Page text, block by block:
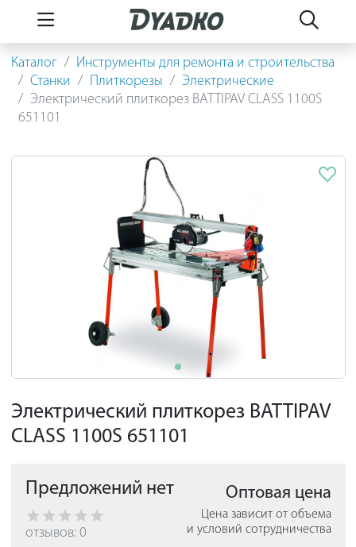
Каталог
Инструменты для ремонта и строительства
Станки
Плиткорезы
Электрические
Электрический плиткорез BATTIPAV CLASS 1100S
651101
Электрический плиткорез BATTIPAV
CLASS 1100S 651101
Предложений нет
отзывов: 0
Оптовая цена
Цена зависит от объема
и условий сотрудничества